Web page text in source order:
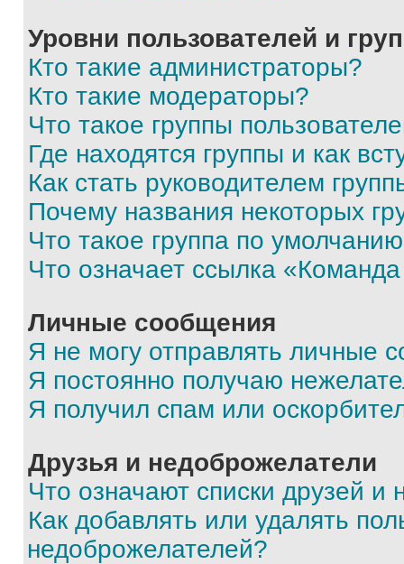
Уровни пользователей и
Кто такие администраторы?
Кто такие модераторы?
Что такое группы
Где находятся группы и как
Как стать руководителем
Почему названия некоторых
Что такое группа по
Что означает ссылка
Личные сообщения
Я не могу отправлять личные
Я постоянно получаю
Я получил спам или
Друзья и недоброжелатели
Что означают списки друзей и
Как добавлять или удалять
недоброжелателей?